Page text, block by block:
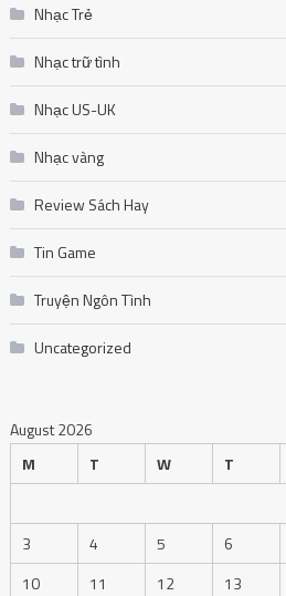
Nhạc Trẻ
Nhạc trữ tình
Nhạc US-UK
Nhạc vàng
Review Sách Hay
Tin Game
Truyện Ngôn Tình
Uncategorized
August 2026
M
T W T
3
4 5 6
10
11 12 13